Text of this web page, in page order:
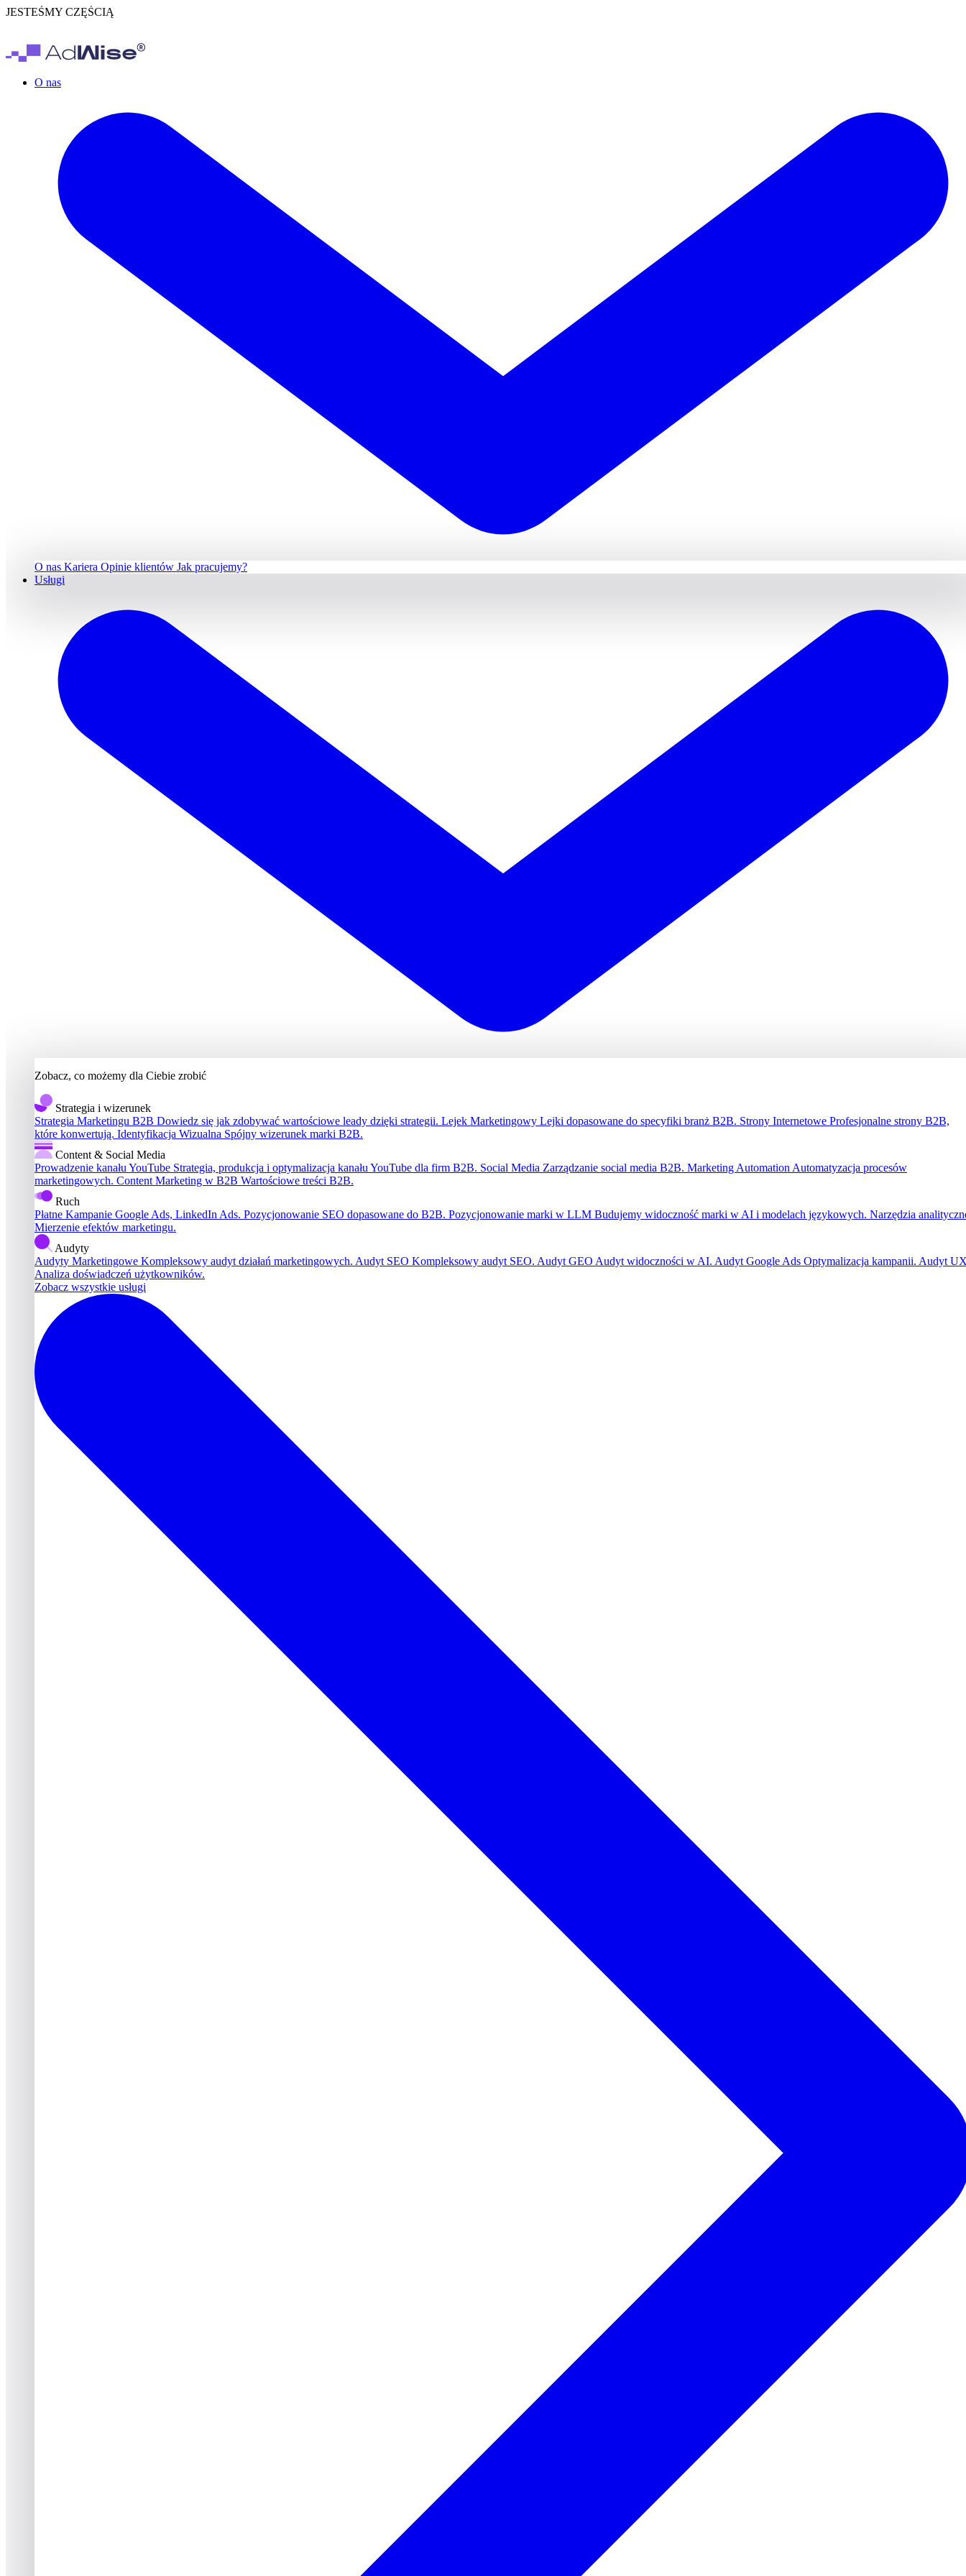
JESTEŚMY CZĘŚCIĄ
O nas
O nas Kariera Opinie klientów Jak pracujemy?
Usługi
Zobacz, co możemy dla Ciebie zrobić
Strategia i wizerunek
Strategia Marketingu B2B Dowiedz się jak zdobywać wartościowe leady dzięki strategii. Lejek Marketingowy Lejki dopasowane do specyfiki branż B2B. Strony Internetowe Profesjonalne strony B2B,
które konwertują. Identyfikacja Wizualna Spójny wizerunek marki B2B.
Content & Social Media
Prowadzenie kanału YouTube Strategia, produkcja i optymalizacja kanału YouTube dla firm B2B. Social Media Zarządzanie social media B2B. Marketing Automation Automatyzacja procesów
marketingowych. Content Marketing w B2B Wartościowe treści B2B.
Ruch
Płatne Kampanie Google Ads, LinkedIn Ads. Pozycjonowanie SEO dopasowane do B2B. Pozycjonowanie marki w LLM Budujemy widoczność marki w AI i modelach językowych. Narzędzia
Mierzenie efektów marketingu.
Audyty
Audyty Marketingowe Kompleksowy audyt działań marketingowych. Audyt SEO Kompleksowy audyt SEO. Audyt GEO Audyt widoczności w AI. Audyt Google Ads Optymalizacja kampanii. Audyt
Analiza doświadczeń użytkowników.
Zobacz wszystkie usługi